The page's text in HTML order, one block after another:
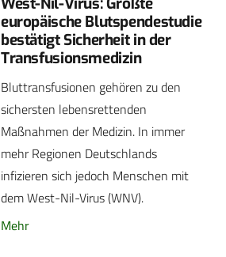
europäische Blutspendestudie
bestätigt Sicherheit in der
Transfusionsmedizin
Bluttransfusionen gehören zu den
sichersten lebensrettenden
Maßnahmen der Medizin. In immer
mehr Regionen Deutschlands
infizieren sich jedoch Menschen mit
dem West-Nil-Virus (WNV).
Mehr